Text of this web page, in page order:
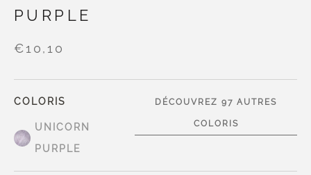
PURPLE
€10,10
COLORIS
UNICORN
PURPLE
DÉCOUVREZ 97 AUTRES
COLORIS